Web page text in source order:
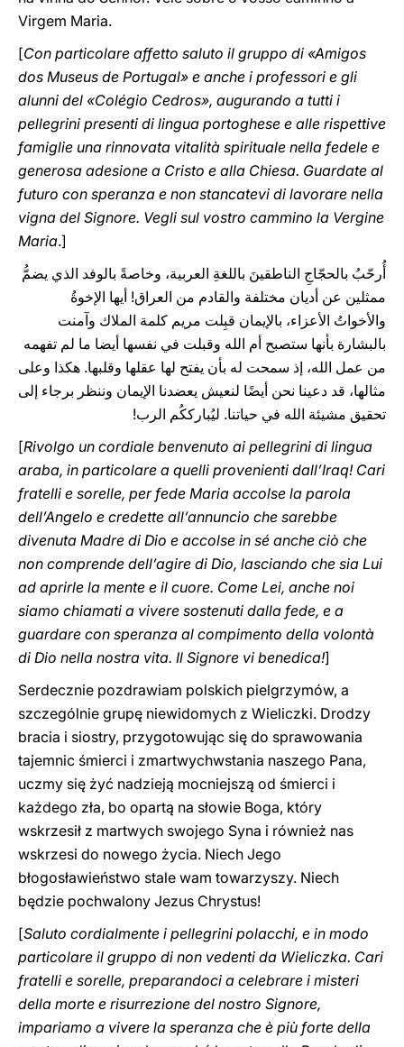
Virgem Maria.
[Con particolare affetto saluto il gruppo di «Amigos
dos Museus de Portugal» e anche i professori e gli
alunni del «Colégio Cedros», augurando a tutti i
pellegrini presenti di lingua portoghese e alle rispettive
famiglie una rinnovata vitalità spirituale nella fedele e
generosa adesione a Cristo e alla Chiesa. Guardate al
futuro con speranza e non stancatevi di lavorare nella
vigna del Signore. Vegli sul vostro cammino la Vergine
Maria.]
أُرحّبُ بالحجّاجِ الناطقينَ باللغةِ العربية، وخاصةً بالوفد الذي يضمُّ
ممثلين عن أديان مختلفة والقادم من العراق! أيها الإخوةُ
والأخواتُ الأعزاء، بالإيمان قبِلت مريم كلمة الملاك وآمنت
بالبشارة بأنها ستصبح أم الله وقبلت في نفسها أيضا ما لم تفهمه
من عمل الله، إذ سمحت له بأن يفتح لها عقلها وقلبها. هكذا وعلى
مثالها، قد دعينا نحن أيضًا لنعيش يعضدنا الإيمان وننظر برجاء إلى
تحقيق مشيئة الله في حياتنا. ليُبارككُم الرب!
[Rivolgo un cordiale benvenuto ai pellegrini di lingua
araba, in particolare a quelli provenienti dall’Iraq! Cari
fratelli e sorelle, per fede Maria accolse la parola
dell’Angelo e credette all’annuncio che sarebbe
divenuta Madre di Dio e accolse in sé anche ciò che
non comprende dell’agire di Dio, lasciando che sia Lui
ad aprirle la mente e il cuore. Come Lei, anche noi
siamo chiamati a vivere sostenuti dalla fede, e a
guardare con speranza al compimento della volontà
di Dio nella nostra vita. Il Signore vi benedica!]
Serdecznie pozdrawiam polskich pielgrzymów, a
szczególnie grupę niewidomych z Wieliczki. Drodzy
bracia i siostry, przygotowując się do sprawowania
tajemnic śmierci i zmartwychwstania naszego Pana,
uczmy się żyć nadzieją mocniejszą od śmierci i
każdego zła, bo opartą na słowie Boga, który
wskrzesił z martwych swojego Syna i również nas
wskrzesi do nowego życia. Niech Jego
błogosławieństwo stale wam towarzyszy. Niech
będzie pochwalony Jezus Chrystus!
[Saluto cordialmente i pellegrini polacchi, e in modo
particolare il gruppo di non vedenti da Wieliczka. Cari
fratelli e sorelle, preparandoci a celebrare i misteri
della morte e risurrezione del nostro Signore,
impariamo a vivere la speranza che è più forte della